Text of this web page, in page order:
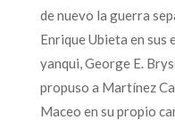
de nuevo la guerra
Enrique Ubieta en sus
yanqui, George E.
propuso a Martínez
Maceo en su propio